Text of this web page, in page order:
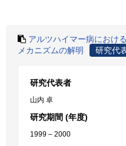
アルツハイマー病におけ
メカニズムの解明
研究代
研究代表者
山内 卓
研究期間 (年度)
1999 – 2000